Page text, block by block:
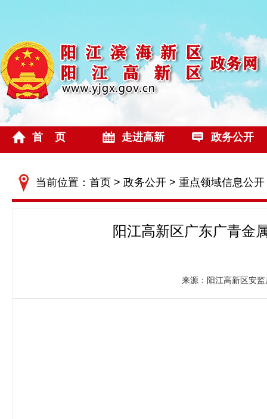
首 页 走进高新 政务公开
当前位置： 首页 > 政务公开 > 重点领域信息公开
阳江高新区广东广青金
来源：阳江高新区安监